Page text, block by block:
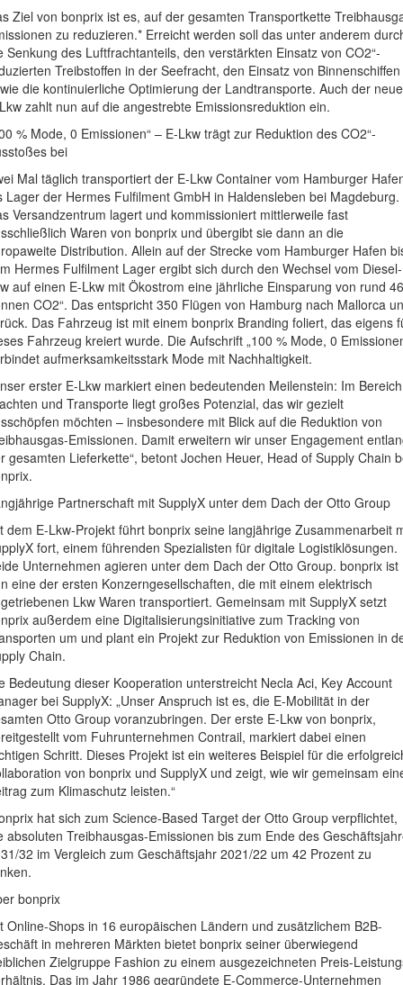
Ziel von bonprix ist es, auf der gesamten Transportkette
zu reduzieren.* Erreicht werden soll das unter anderem
Senkung des Luftfrachtanteils, den verstärkten Einsatz von CO2“-
Treibstoffen in der Seefracht, den Einsatz von Binnenschiffen
die kontinuierliche Optimierung der Landtransporte. Auch der neue
zahlt nun auf die angestrebte Emissionsreduktion ein.
% Mode, 0 Emissionen“ – E-Lkw trägt zur Reduktion des CO2“-
bei
Mal täglich transportiert der E-Lkw Container vom Hamburger
Lager der Hermes Fulfilment GmbH in Haldensleben bei Magdeburg.
Versandzentrum lagert und kommissioniert mittlerweile fast
Waren von bonprix und übergibt sie dann an die
Distribution. Allein auf der Strecke vom Hamburger Hafen
Hermes Fulfilment Lager ergibt sich durch den Wechsel vom Diesel-
auf einen E-Lkw mit Ökostrom eine jährliche Einsparung von rund
CO2“. Das entspricht 350 Flügen von Hamburg nach Mallorca
Das Fahrzeug ist mit einem bonprix Branding foliert, das eigens
Fahrzeug kreiert wurde. Die Aufschrift „100 % Mode, 0
aufmerksamkeitsstark Mode mit Nachhaltigkeit.
erster E-Lkw markiert einen bedeutenden Meilenstein: Im Bereich
und Transporte liegt großes Potenzial, das wir gezielt
möchten – insbesondere mit Blick auf die Reduktion von
Emissionen. Damit erweitern wir unser Engagement
gesamten Lieferkette“, betont Jochen Heuer, Head of Supply Chain
Partnerschaft mit SupplyX unter dem Dach der Otto Group
dem E-Lkw-Projekt führt bonprix seine langjährige Zusammenarbeit
fort, einem führenden Spezialisten für digitale Logistiklösungen.
Unternehmen agieren unter dem Dach der Otto Group. bonprix ist
eine der ersten Konzerngesellschaften, die mit einem elektrisch
Lkw Waren transportiert. Gemeinsam mit SupplyX setzt
außerdem eine Digitalisierungsinitiative zum Tracking von
um und plant ein Projekt zur Reduktion von Emissionen in
Chain.
Bedeutung dieser Kooperation unterstreicht Necla Aci, Key Account
bei SupplyX: „Unser Anspruch ist es, die E-Mobilität in der
Otto Group voranzubringen. Der erste E-Lkw von bonprix,
vom Fuhrunternehmen Contrail, markiert dabei einen
Schritt. Dieses Projekt ist ein weiteres Beispiel für die
von bonprix und SupplyX und zeigt, wie wir gemeinsam
zum Klimaschutz leisten.“
hat sich zum Science-Based Target der Otto Group verpflichtet,
absoluten Treibhausgas-Emissionen bis zum Ende des
32 im Vergleich zum Geschäftsjahr 2021/22 um 42 Prozent zu
bonprix
Online-Shops in 16 europäischen Ländern und zusätzlichem B2B-
in mehreren Märkten bietet bonprix seiner überwiegend
Zielgruppe Fashion zu einem ausgezeichneten Preis-
Das im Jahr 1986 gegründete E-Commerce-Unternehmen